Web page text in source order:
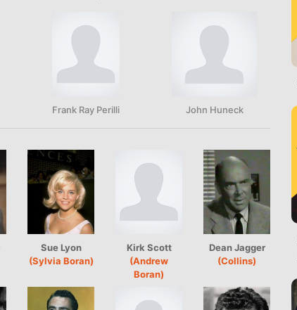
Frank Ray Perilli John Huneck
Sue Lyon
(Sylvia Boran)
Kirk Scott
(Andrew
Boran)
Dean Jagger
(Collins)